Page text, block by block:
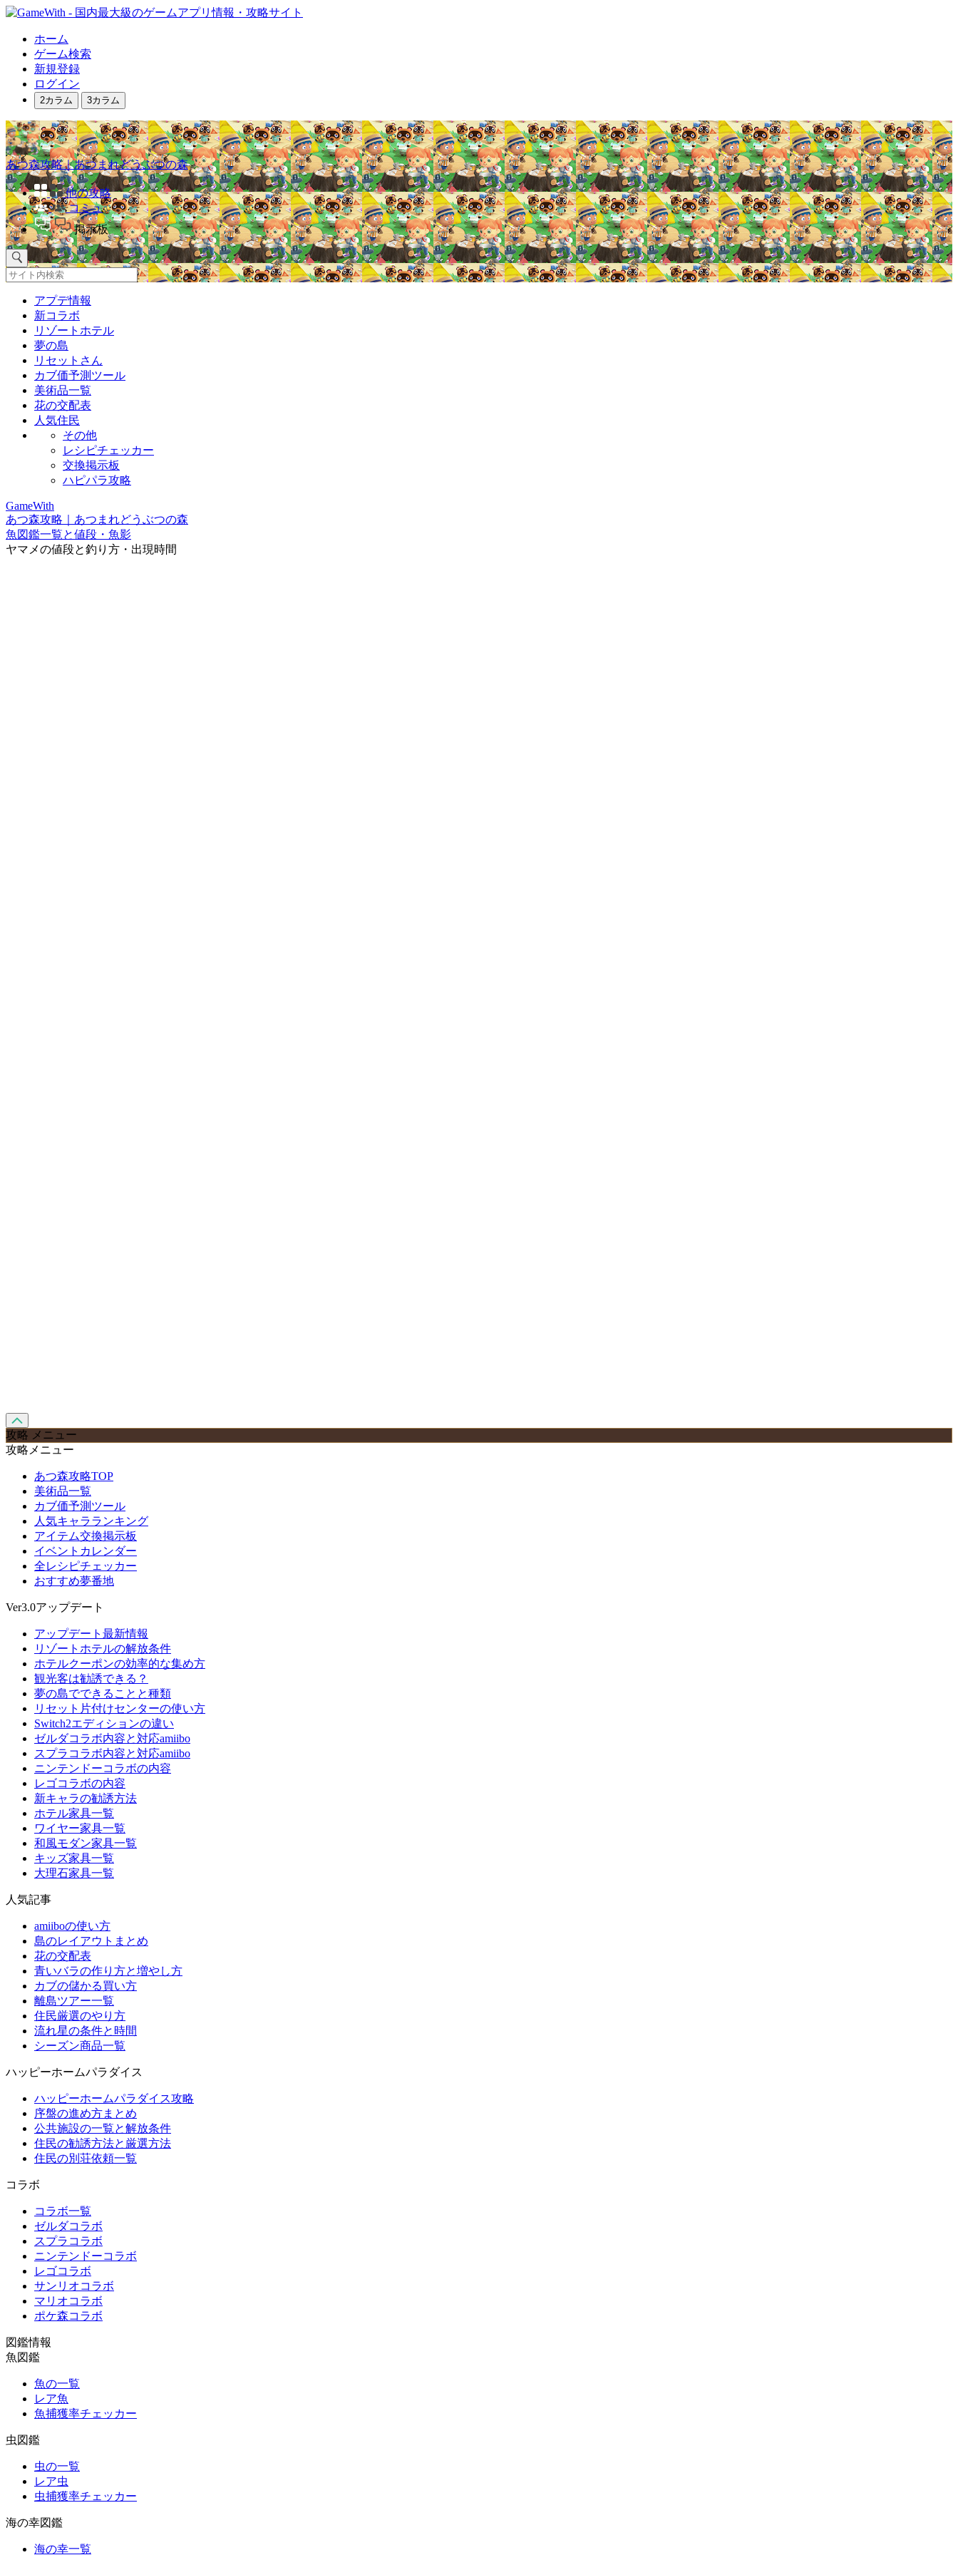
ホーム
ゲーム検索
新規登録
ログイン
2カラム 3カラム
あつ森攻略｜あつまれどうぶつの森
他の攻略
コミュ
掲示板
アプデ情報
新コラボ
リゾートホテル
夢の島
リセットさん
カブ価予測ツール
美術品一覧
花の交配表
人気住民
その他
レシピチェッカー
交換掲示板
ハピパラ攻略
GameWith
あつ森攻略｜あつまれどうぶつの森
魚図鑑一覧と値段・魚影
ヤマメの値段と釣り方・出現時間
攻略 メニュー
攻略メニュー
あつ森攻略TOP
美術品一覧
カブ価予測ツール
人気キャラランキング
アイテム交換掲示板
イベントカレンダー
全レシピチェッカー
おすすめ夢番地
Ver3.0アップデート
アップデート最新情報
リゾートホテルの解放条件
ホテルクーポンの効率的な集め方
観光客は勧誘できる？
夢の島でできることと種類
リセット片付けセンターの使い方
Switch2エディションの違い
ゼルダコラボ内容と対応amiibo
スプラコラボ内容と対応amiibo
ニンテンドーコラボの内容
レゴコラボの内容
新キャラの勧誘方法
ホテル家具一覧
ワイヤー家具一覧
和風モダン家具一覧
キッズ家具一覧
大理石家具一覧
人気記事
amiiboの使い方
島のレイアウトまとめ
花の交配表
青いバラの作り方と増やし方
カブの儲かる買い方
離島ツアー一覧
住民厳選のやり方
流れ星の条件と時間
シーズン商品一覧
ハッピーホームパラダイス
ハッピーホームパラダイス攻略
序盤の進め方まとめ
公共施設の一覧と解放条件
住民の勧誘方法と厳選方法
住民の別荘依頼一覧
コラボ
コラボ一覧
ゼルダコラボ
スプラコラボ
ニンテンドーコラボ
レゴコラボ
サンリオコラボ
マリオコラボ
ポケ森コラボ
図鑑情報
魚図鑑
魚の一覧
レア魚
魚捕獲率チェッカー
虫図鑑
虫の一覧
レア虫
虫捕獲率チェッカー
海の幸図鑑
海の幸一覧